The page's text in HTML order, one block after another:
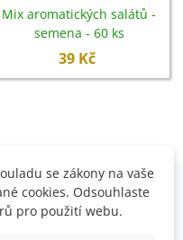
Mix aromatických salátů -
semena - 60 ks
39 Kč
se zákony na vaše
cookies. Odsouhlaste
pro použití webu.